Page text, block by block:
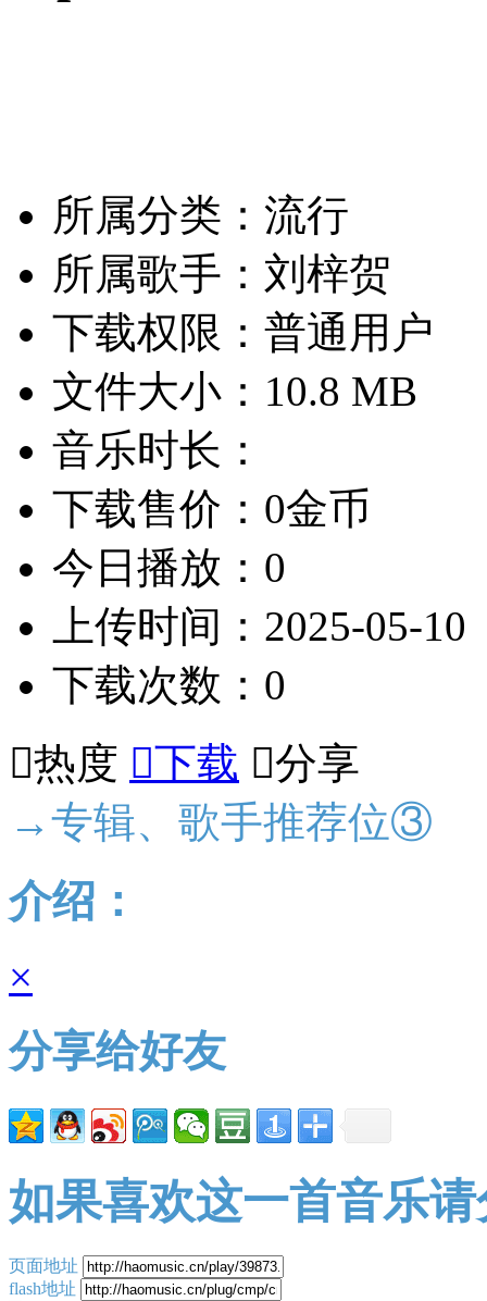
所属分类：流行
所属歌手：刘梓贺
下载权限：普通用户
文件大小：10.8 MB
音乐时长：
下载售价：0金币
今日播放：0
上传时间：2025-05-10
下载次数：0
热度 下载 分享
→专辑、歌手推荐位③
介绍：
×
分享给好友
如果喜欢这一首音乐
页面地址
flash地址